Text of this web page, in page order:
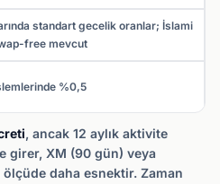
standart gecelik oranlar; İslami
free mevcut
%0,5
, ancak 12 aylık aktivite
girer, XM (90 gün) veya
daha esnektir. Zaman